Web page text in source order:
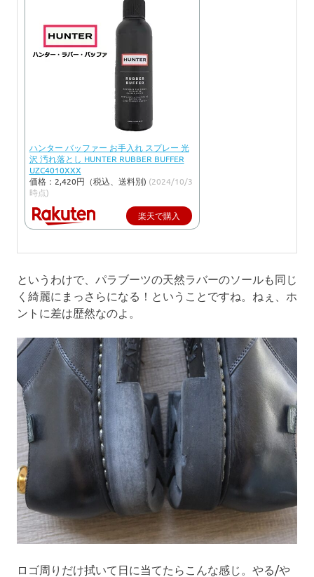
ハンター バッファー お手入れ スプレー 光
沢 汚れ落とし HUNTER RUBBER BUFFER
UZC4010XXX
価格：2,420円（税込、送料別) (2024/10/3
時点)
楽天で購入
というわけで、パラブーツの天然ラバーのソールも同じ
く綺麗にまっさらになる！ということですね。ねぇ、ホ
ントに差は歴然なのよ。
ロゴ周りだけ拭いて日に当てたらこんな感じ。やる/や